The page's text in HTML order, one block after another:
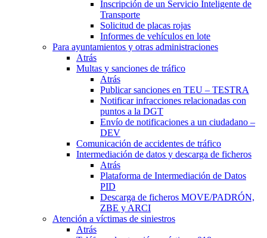
Inscripción de un Servicio Inteligente de
Transporte
Solicitud de placas rojas
Informes de vehículos en lote
Para ayuntamientos y otras administraciones
Atrás
Multas y sanciones de tráfico
Atrás
Publicar sanciones en TEU – TESTRA
Notificar infracciones relacionadas con
puntos a la DGT
Envío de notificaciones a un ciudadano –
DEV
Comunicación de accidentes de tráfico
Intermediación de datos y descarga de ficheros
Atrás
Plataforma de Intermediación de Datos
PID
Descarga de ficheros MOVE/PADRÓN,
ZBE y ARCI
Atención a víctimas de siniestros
Atrás